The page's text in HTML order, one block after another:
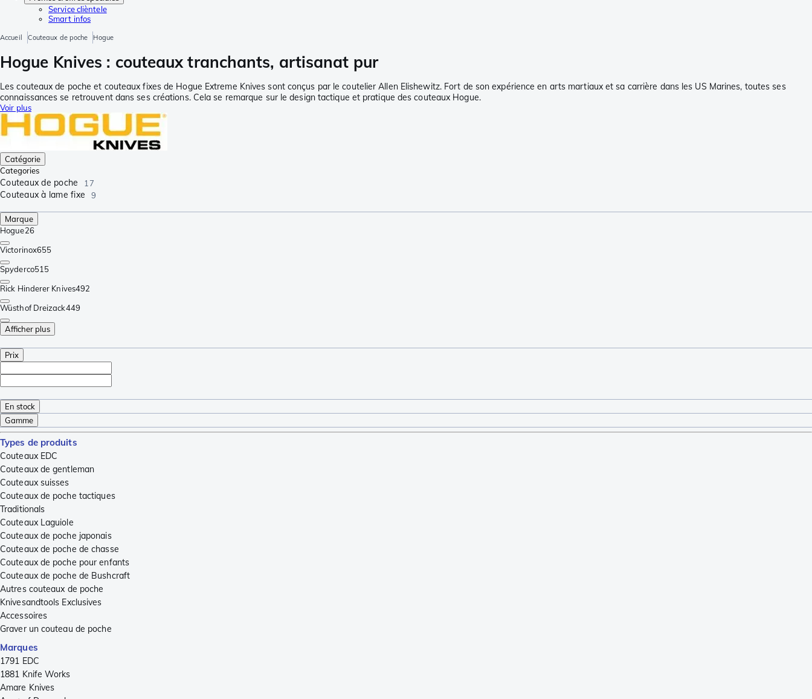
Service clièntele
Smart infos
Accueil Couteaux de poche Hogue
Hogue Knives : couteaux tranchants, artisanat pur
Les couteaux de poche et couteaux fixes de Hogue Extreme Knives sont conçus par le coutelier Allen Elishewitz. Fort de son expérience en arts martiaux et sa carrière dans les US Marines, toutes ses
connaissances se retrouvent dans ses créations. Cela se remarque sur le design tactique et pratique des couteaux Hogue.
Voir plus
Catégorie
Categories
Couteaux de poche 17
Couteaux à lame fixe 9
Marque
Hogue26
Victorinox655
Spyderco515
Rick Hinderer Knives492
Wüsthof Dreizack449
Afficher plus
Prix
En stock
Gamme
Types de produits
Couteaux EDC
Couteaux de gentleman
Couteaux suisses
Couteaux de poche tactiques
Traditionals
Couteaux Laguiole
Couteaux de poche japonais
Couteaux de poche de chasse
Couteaux de poche pour enfants
Couteaux de poche de Bushcraft
Autres couteaux de poche
Knivesandtools Exclusives
Accessoires
Graver un couteau de poche
Marques
1791 EDC
1881 Knife Works
Amare Knives